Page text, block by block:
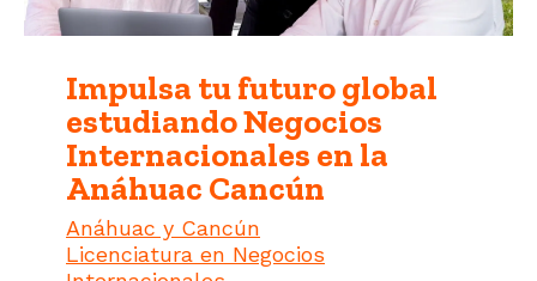
Impulsa tu futuro global
estudiando Negocios
Internacionales en la
Anáhuac Cancún
Anáhuac y Cancún
Licenciatura en Negocios